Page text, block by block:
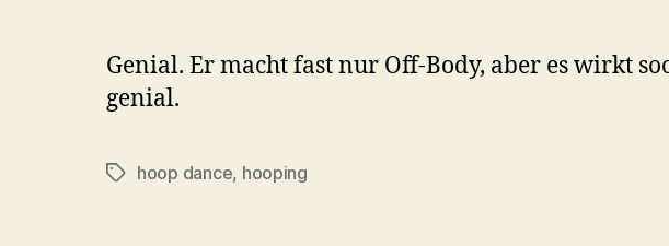
Genial. Er macht fast nur Off-Body, aber es wirkt
genial.
Schlagwörter
hoop dance, hooping